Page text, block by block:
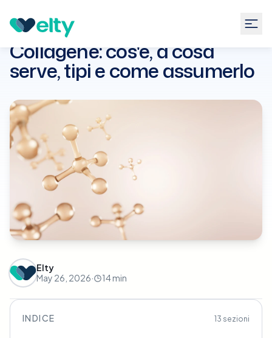
Guide Dermatologia
Collagene: cos'è, a cosa serve,
Collagene: cos'è, a cosa
serve, tipi e come assumerlo
Elty
May 26, 2026· 14min
INDICE 13 sezioni